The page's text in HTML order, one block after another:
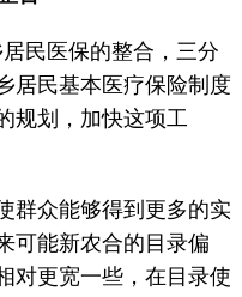
民医保的整合，三分
居民基本医疗保险制度
规划，加快这项工
众能够得到更多的实
可能新农合的目录偏
对更宽一些，在目录使